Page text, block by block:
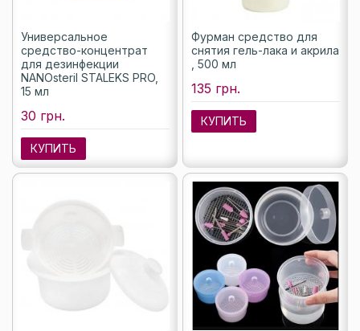
Универсальное
средство-концентрат
для дезинфекции
NANOsteril STALEKS PRO,
15 мл
30 грн.
КУПИТЬ
Фурман средство для
снятия гель-лака и акрила
, 500 мл
135 грн.
КУПИТЬ